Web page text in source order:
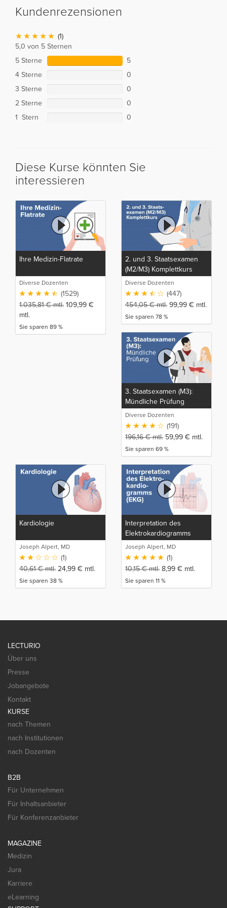
Kundenrezensionen
(1)
5,0 von 5 Sternen
5 Sterne
5
4 Sterne
0
3 Sterne
0
2 Sterne
0
1 Stern
0
Diese Kurse könnten Sie
interessieren
Ihre Medizin-Flatrate
Diverse Dozenten
(1529)
1.035,81€mtl. 109,99 €
mtl.
Sie sparen 89 %
2. und 3. Staatsexamen
(M2/M3) Komplettkurs
Diverse Dozenten
(447)
454,05€mtl. 99,99 € mtl.
Sie sparen 78 %
3. Staatsexamen (M3):
Mündliche Prüfung
Diverse Dozenten
(191)
196,16€mtl. 59,99 € mtl.
Sie sparen 69 %
Kardiologie
Joseph Alpert, MD
(1)
40,61€mtl. 24,99 € mtl.
Sie sparen 38 %
Interpretation des
Elektrokardiogramms
(EKG)
Joseph Alpert, MD
(1)
10,15€mtl. 8,99 € mtl.
Sie sparen 11 %
LECTURIO
Über uns
Presse
Jobangebote
Kontakt
KURSE
nach Themen
nach Institutionen
nach Dozenten
B2B
Für Unternehmen
Für Inhaltsanbieter
Für Konferenzanbieter
MAGAZINE
Medizin
Jura
Karriere
eLearning